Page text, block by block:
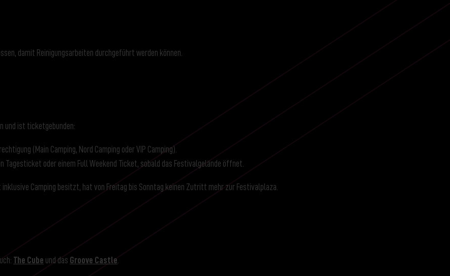
damit Reinigungsarbeiten durchgeführt werden können.
und ist ticketgebunden:
(Main Camping, Nord Camping oder VIP Camping).
oder einem Full Weekend Ticket, sobald das Festivalgelände öffnet.
Camping besitzt, hat von Freitag bis Sonntag keinen Zutritt mehr zur Festivalplaza.
The Cube und das Groove Castle